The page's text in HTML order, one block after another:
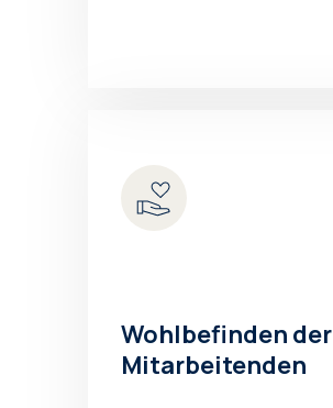
Wohlbefinden der
Mitarbeitenden